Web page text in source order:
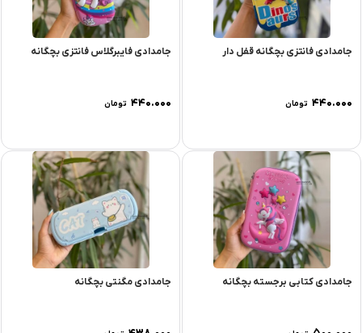
جامدادی فانتزی بچگانه قفل دار
۴۴۰.۰۰۰ تومان
جامدادی فایبرگلاس فانتزی بچگانه
۴۴۰.۰۰۰ تومان
جامدادی کتابی برجسته بچگانه جامدادی مگنتی بچگانه